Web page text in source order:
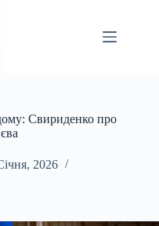
Свириденко про
2026